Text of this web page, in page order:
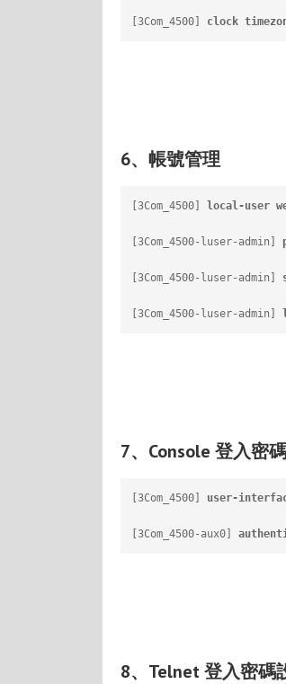
[3Com_4500] clock
6、帳號管理
[3Com_4500] local-user
[3Com_4500-luser-admin]
[3Com_4500-luser-admin]
[3Com_4500-luser-admin]
7、Console 登入密
[3Com_4500] user-
[3Com_4500-aux0]
8、Telnet 登入密碼